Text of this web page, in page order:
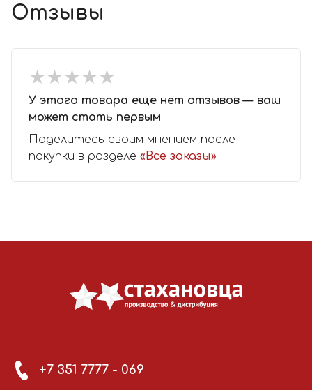
Отзывы
★★★★★
★★★★★
У этого товара еще нет отзывов — ваш
может стать первым
Поделитесь своим мнением после
покупки в разделе «Все заказы»
+7 351 7777 - 069